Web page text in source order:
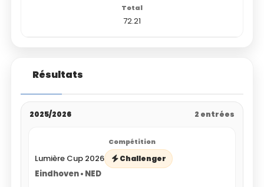
72.21
Résultats
2025/2026 2 entrées
Lumière Cup 2026 Challenger
Eindhoven • NED